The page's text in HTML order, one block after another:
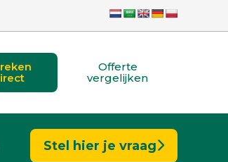
Offerte
vergelijken
Stel hier je vraag